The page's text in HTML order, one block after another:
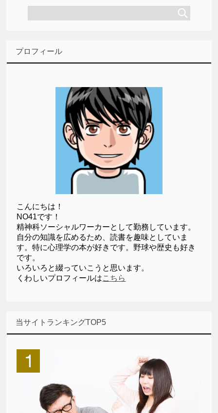
プロフィール
こんにちは！
NO41です！
精神科ソーシャルワーカーとして勤務しています。
自分の知識を広めるため、読書を趣味としていま
す。特に心理学の本が好きです。野球や歴史も好き
です。
いろいろと綴っていこうと思います。
くわしいプロフィールはこちら
当サイトランキングTOP5